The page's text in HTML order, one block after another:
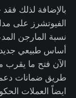
بالإضافة لذلك
طريق ضمانات دعم
ايضاً العملات